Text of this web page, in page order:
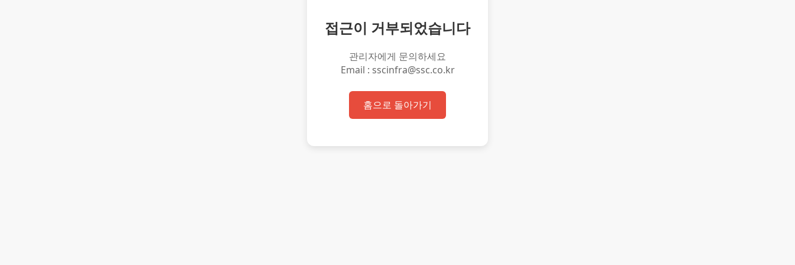
접근이 거부되었습니다
관리자에게 문의하세요
Email : sscinfra@ssc.co.kr
홈으로 돌아가기